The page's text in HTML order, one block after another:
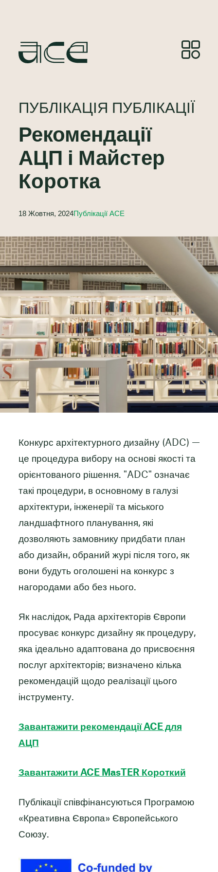
ПУБЛІКАЦІЯ ПУБЛІКАЦІЇ
Рекомендації
АЦП і Майстер
Коротка
18 Жовтня, 2024Публікації ACE
Конкурс архітектурного дизайну (ADC) —
це процедура вибору на основі якості та
орієнтованого рішення. "ADC" означає
такі процедури, в основному в галузі
архітектури, інженерії та міського
ландшафтного планування, які
дозволяють замовнику придбати план
або дизайн, обраний журі після того, як
вони будуть оголошені на конкурс з
нагородами або без нього.
Як наслідок, Рада архітекторів Європи
просуває конкурс дизайну як процедуру,
яка ідеально адаптована до присвоєння
послуг архітекторів; визначено кілька
рекомендацій щодо реалізації цього
інструменту.
Завантажити рекомендації ACE для
АЦП
Завантажити ACE MasTER Короткий
Публікації співфінансуються Програмою
«Креативна Європа» Європейського
Союзу.